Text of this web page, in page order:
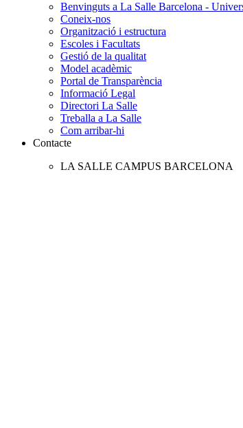
Benvinguts a La Salle Barcelona -
Coneix-nos
Organització i estructura
Escoles i Facultats
Gestió de la qualitat
Model acadèmic
Portal de Transparència
Informació Legal
Directori La Salle
Treballa a La Salle
Com arribar-hi
Contacte
LA SALLE CAMPUS BARCELONA